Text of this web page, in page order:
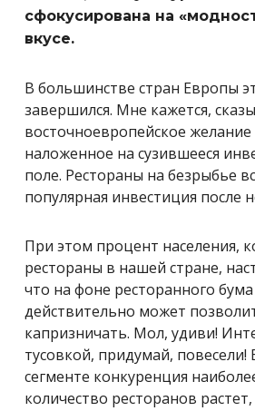
сфокусирована на
вкусе.
В большинстве стран Европы
завершился. Мне кажется,
восточноевропейское желание
наложенное на сузившееся
поле. Рестораны на безрыбье
популярная инвестиция после
При этом процент населения,
рестораны в нашей стране,
что на фоне ресторанного бума
действительно может
капризничать. Мол, удиви!
тусовкой, придумай,
сегменте конкуренция
количество ресторанов